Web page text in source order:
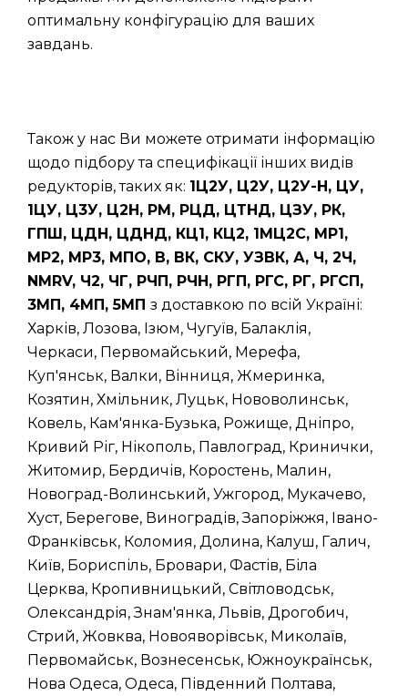
оптимальну конфігурацію для ваших
завдань.
Також у нас Ви можете отримати інформацію
щодо підбору та специфікації інших видів
редукторів, таких як: 1Ц2У, Ц2У, Ц2У-Н, ЦУ,
1ЦУ, Ц3У, Ц2Н, РМ, РЦД, ЦТНД, ЦЗУ, РК,
ГПШ, ЦДН, ЦДНД, КЦ1, КЦ2, 1МЦ2С, МР1,
МР2, МР3, МПО, В, ВК, СКУ, УЗВК, А, Ч, 2Ч,
NMRV, Ч2, ЧГ, РЧП, РЧН, РГП, РГС, РГ, РГСП,
3МП, 4МП, 5МП з доставкою по всій Україні:
Харків, Лозова, Ізюм, Чугуїв, Балаклія,
Черкаси, Первомайський, Мерефа,
Куп'янськ, Валки, Вінниця, Жмеринка,
Козятин, Хмільник, Луцьк, Нововолинськ,
Ковель, Кам'янка-Бузька, Рожище, Дніпро,
Кривий Ріг, Нікополь, Павлоград, Кринички,
Житомир, Бердичів, Коростень, Малин,
Новоград-Волинський, Ужгород, Мукачево,
Хуст, Берегове, Виноградів, Запоріжжя, Івано-
Франківськ, Коломия, Долина, Калуш, Галич,
Київ, Бориспіль, Бровари, Фастів, Біла
Церква, Кропивницький, Світловодськ,
Олександрія, Знам'янка, Львів, Дрогобич,
Стрий, Жовква, Новояворівськ, Миколаїв,
Первомайськ, Вознесенськ, Южноукраїнськ,
Нова Одеса, Одеса, Південний Полтава,